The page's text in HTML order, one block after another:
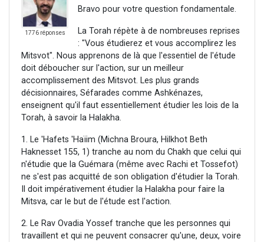
1776 réponses
Bravo pour votre question fondamentale.
La Torah répète à de nombreuses reprises
: "Vous étudierez et vous accomplirez les
Mitsvot". Nous apprenons de là que l'essentiel de l'étude
doit déboucher sur l'action, sur un meilleur
accomplissement des Mitsvot. Les plus grands
décisionnaires, Séfarades comme Ashkénazes,
enseignent qu'il faut essentiellement étudier les lois de la
Torah, à savoir la Halakha.
1. Le 'Hafets 'Haïim (Michna Broura, Hilkhot Beth
Haknesset 155, 1) tranche au nom du Chakh que celui qui
n'étudie que la Guémara (même avec Rachi et Tossefot)
ne s'est pas acquitté de son obligation d'étudier la Torah.
Il doit impérativement étudier la Halakha pour faire la
Mitsva, car le but de l'étude est l'action.
2. Le Rav Ovadia Yossef tranche que les personnes qui
travaillent et qui ne peuvent consacrer qu'une, deux, voire